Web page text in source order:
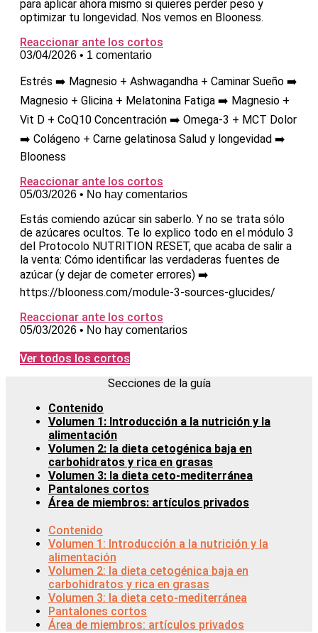
para aplicar ahora mismo si quieres perder peso y
optimizar tu longevidad. Nos vemos en Blooness.
Reaccionar ante los cortos
03/04/2026 1 comentario
Estrés ➡️ Magnesio + Ashwagandha + Caminar Sueño ➡️
Magnesio + Glicina + Melatonina Fatiga ➡️ Magnesio +
Vit D + CoQ10 Concentración ➡️ Omega-3 + MCT Dolor
➡️ Colágeno + Carne gelatinosa Salud y longevidad ➡️
Blooness
Reaccionar ante los cortos
05/03/2026 No hay comentarios
Estás comiendo azúcar sin saberlo. Y no se trata sólo
de azúcares ocultos. Te lo explico todo en el módulo 3
del Protocolo NUTRITION RESET, que acaba de salir a
la venta: Cómo identificar las verdaderas fuentes de
azúcar (y dejar de cometer errores) ➡️
https://blooness.com/module-3-sources-glucides/
Reaccionar ante los cortos
05/03/2026 No hay comentarios
Ver todos los cortos
Secciones de la guía
Contenido
Volumen 1: Introducción a la nutrición y la
alimentación
Volumen 2: la dieta cetogénica baja en
carbohidratos y rica en grasas
Volumen 3: la dieta ceto-mediterránea
Pantalones cortos
Área de miembros: artículos privados
Contenido
Volumen 1: Introducción a la nutrición y la
alimentación
Volumen 2: la dieta cetogénica baja en
carbohidratos y rica en grasas
Volumen 3: la dieta ceto-mediterránea
Pantalones cortos
Área de miembros: artículos privados